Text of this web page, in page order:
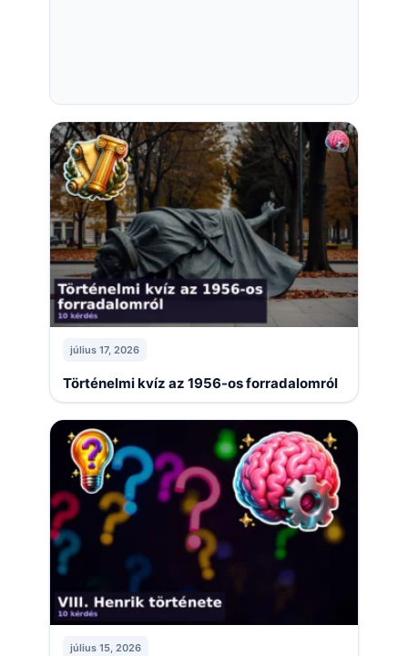
július 17, 2026
Történelmi kvíz az 1956-os forradalomról
július 15, 2026